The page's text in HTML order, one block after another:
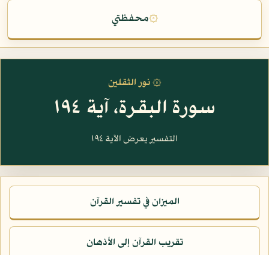
۞محفظتي
۞ نور الثقلين
سورة البقرة، آية ١٩٤
التفسير يعرض الآية ١٩٤
الميزان في تفسير القرآن
تقريب القرآن إلى الأذهان